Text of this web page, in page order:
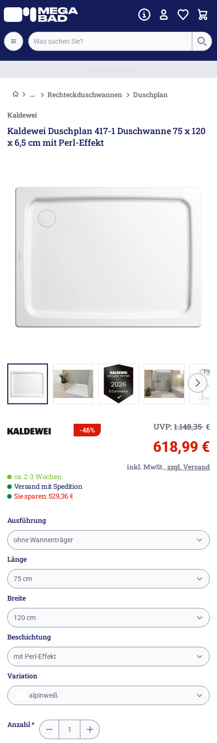
Rechteckduschwannen Duschplan
Kaldewei
Kaldewei Duschplan 417-1 Duschwanne 75 x 120
x 6,5 cm mit Perl-Effekt
-46% UVP: 1.148,35€
618,99 €
inkl. MwSt.,zzgl. Versand
ca. 2-3 Wochen
Versand mit Spedition
Sie sparen: 529,36 €
Ausführung
ohne Wannenträger
Länge
75 cm
Breite
120 cm
Beschichtung
mit Perl-Effekt
Variation
alpinweiß
Anzahl *